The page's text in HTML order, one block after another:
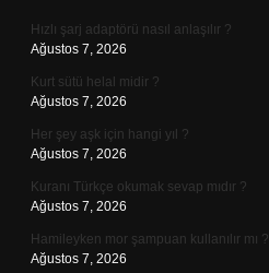
Hızlı şarj adaptörü nasıl anlaşılır ?
Ağustos 7, 2026
Kurt sütü helal midir ?
Ağustos 7, 2026
Her şey aşk için hangi yıl ?
Ağustos 7, 2026
Kuranı Türkçe okumak sevap mıdır ?
Ağustos 7, 2026
Hamileyken mor şampuan kullanılır mı ?
Ağustos 7, 2026